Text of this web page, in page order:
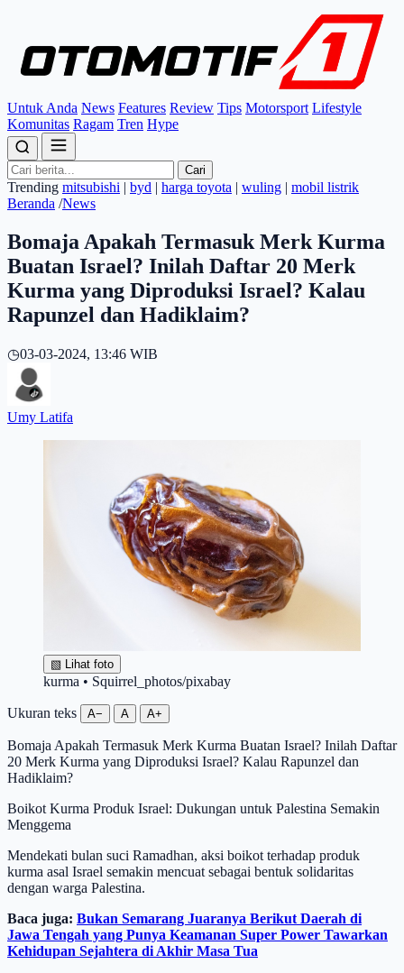
Untuk Anda News Features Review Tips Motorsport Lifestyle
Komunitas Ragam Tren Hype
Cari
Trending mitsubishi | byd | harga toyota | wuling | mobil listrik
Beranda /News
Bomaja Apakah Termasuk Merk Kurma
Buatan Israel? Inilah Daftar 20 Merk
Kurma yang Diproduksi Israel? Kalau
Rapunzel dan Hadiklaim?
◷03-03-2024, 13:46 WIB
Umy Latifa
▧ Lihat foto
kurma • Squirrel_photos/pixabay
Ukuran teks A− A A+
Bomaja Apakah Termasuk Merk Kurma Buatan Israel? Inilah Daftar
20 Merk Kurma yang Diproduksi Israel? Kalau Rapunzel dan
Hadiklaim?
Boikot Kurma Produk Israel: Dukungan untuk Palestina Semakin
Menggema
Mendekati bulan suci Ramadhan, aksi boikot terhadap produk
kurma asal Israel semakin mencuat sebagai bentuk solidaritas
dengan warga Palestina.
Baca juga: Bukan Semarang Juaranya Berikut Daerah di
Jawa Tengah yang Punya Keamanan Super Power Tawarkan
Kehidupan Sejahtera di Akhir Masa Tua